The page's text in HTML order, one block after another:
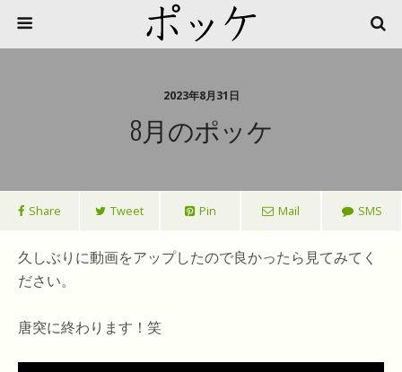
2023年8月31日
8月のポッケ
Share Tweet Pin Mail SMS
久しぶりに動画をアップしたので良かったら見てみてく
ださい。
唐突に終わります！笑